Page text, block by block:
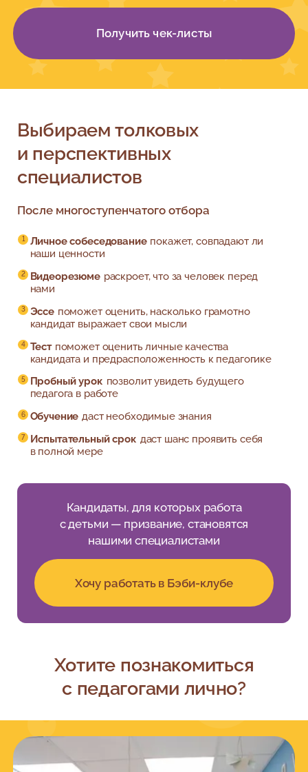
Получить чек-листы
Выбираем толковых
и перспективных
специалистов
После многоступенчатого отбора
Личное собеседование покажет, совпадают ли
наши ценности
Видеорезюме раскроет, что за человек перед
нами
Эссе поможет оценить, насколько грамотно
кандидат выражает свои мысли
Тест поможет оценить личные качества
кандидата и предрасположенность к педагогике
Пробный урок позволит увидеть будущего
педагога в работе
Обучение даст необходимые знания
Испытательный срок даст шанс проявить себя
в полной мере
Кандидаты, для которых работа
с детьми — призвание, становятся
нашими специалистами
Хочу работать в Бэби-клубе
Хотите познакомиться
с педагогами лично?